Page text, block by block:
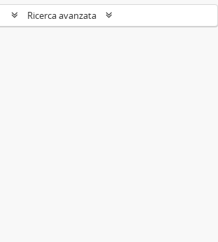
Ricerca avanzata